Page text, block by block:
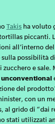
Takis ha voluto
piccanti.
all’interno
sulla possibilità
e sale.
unconventional
del
con un
al grido di “dai
stati utilizzati